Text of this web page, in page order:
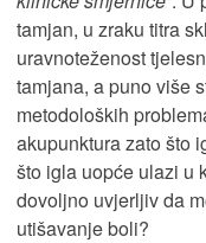
tamjan, u zraku titra
uravnoteženost
tamjana, a puno više
metodoloških
akupunktura zato što
što igla uopće ulazi u
dovoljno uvjerljiv da
utišavanje boli?